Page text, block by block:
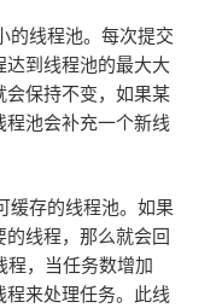
的线程池。每次提交
到线程池的最大大
保持不变，如果某
池会补充一个新线
缓存的线程池。如果
线程，那么就会回
程，当任务数增加
来处理任务。此线